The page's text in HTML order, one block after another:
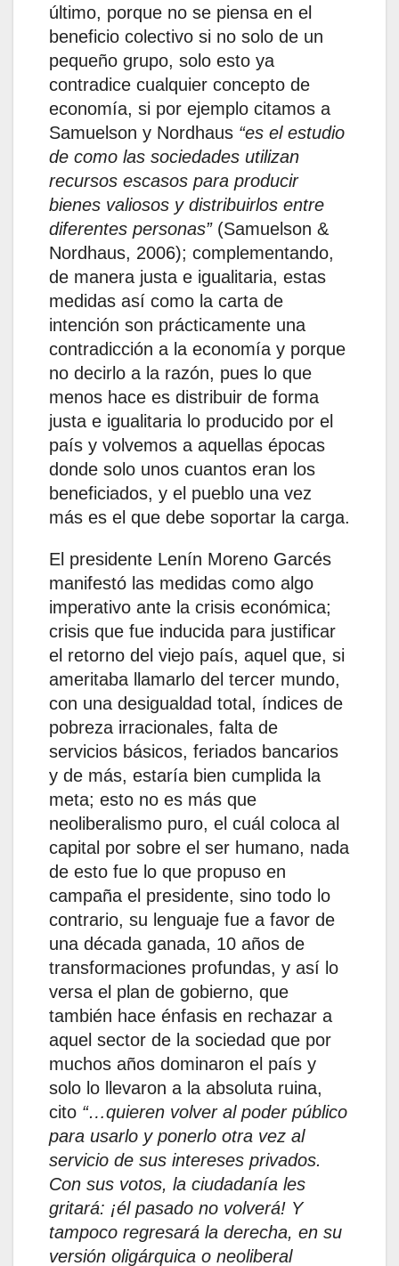
último, porque no se piensa en el
beneficio colectivo si no solo de un
pequeño grupo, solo esto ya
contradice cualquier concepto de
economía, si por ejemplo citamos a
Samuelson y Nordhaus “es el estudio
de como las sociedades utilizan
recursos escasos para producir
bienes valiosos y distribuirlos entre
diferentes personas”(Samuelson &
Nordhaus, 2006); complementando,
de manera justa e igualitaria, estas
medidas así como la carta de
intención son prácticamente una
contradicción a la economía y porque
no decirlo a la razón, pues lo que
menos hace es distribuir de forma
justa e igualitaria lo producido por el
país y volvemos a aquellas épocas
donde solo unos cuantos eran los
beneficiados, y el pueblo una vez
más es el que debe soportar la carga.
El presidente Lenín Moreno Garcés
manifestó las medidas como algo
imperativo ante la crisis económica;
crisis que fue inducida para justificar
el retorno del viejo país, aquel que, si
ameritaba llamarlo del tercer mundo,
con una desigualdad total, índices de
pobreza irracionales, falta de
servicios básicos, feriados bancarios
y de más, estaría bien cumplida la
meta; esto no es más que
neoliberalismo puro, el cuál coloca al
capital por sobre el ser humano, nada
de esto fue lo que propuso en
campaña el presidente, sino todo lo
contrario, su lenguaje fue a favor de
una década ganada, 10 años de
transformaciones profundas, y así lo
versa el plan de gobierno, que
también hace énfasis en rechazar a
aquel sector de la sociedad que por
muchos años dominaron el país y
solo lo llevaron a la absoluta ruina,
cito “…quieren volver al poder público
para usarlo y ponerlo otra vez al
servicio de sus intereses privados.
Con sus votos, la ciudadanía les
gritará: ¡él pasado no volverá! Y
tampoco regresará la derecha, en su
versión oligárquica o neoliberal